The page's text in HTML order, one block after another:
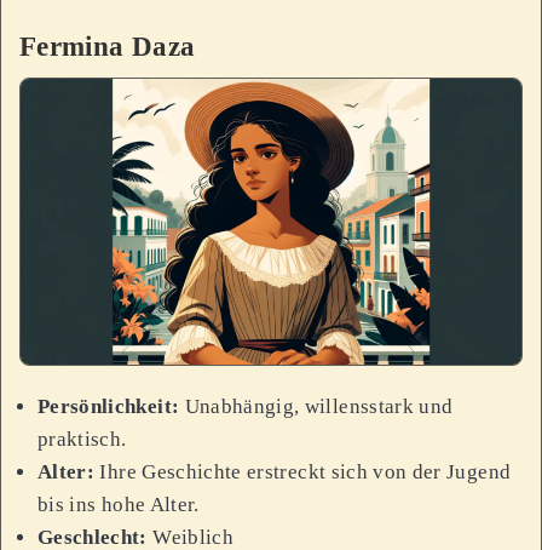
Fermina Daza
Persönlichkeit: Unabhängig, willensstark und
praktisch.
Alter: Ihre Geschichte erstreckt sich von der Jugend
bis ins hohe Alter.
Geschlecht: Weiblich